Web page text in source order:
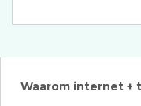
Waarom internet +